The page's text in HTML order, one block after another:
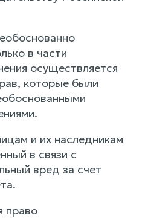
в части
осуществляется
которые были
и их наследникам
в связи с
вред за счет
право